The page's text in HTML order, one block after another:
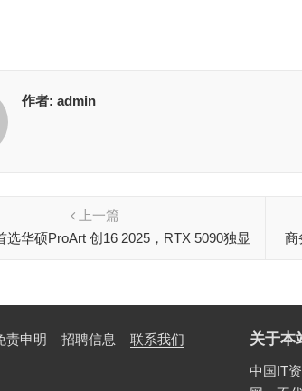
作者: admin
上一篇
选华硕ProArt 创16 2025，RTX 5090独显
商
责申明 – 招聘信息 –联系我们 关于本
中国IT